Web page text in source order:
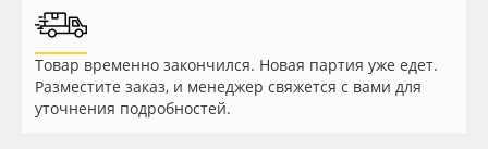
Доставка
Оплата
Листовые материалы
Чернила
Товар временно закончился. Новая партия уже едет.
Разместите заказ, и менеджер свяжется с вами для
уточнения подробностей.